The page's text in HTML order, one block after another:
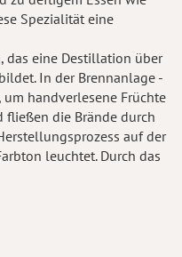
Spezialität eine
das eine Destillation über
In der Brennanlage -
handverlesene Früchte
die Brände durch
auf der
leuchtet. Durch das